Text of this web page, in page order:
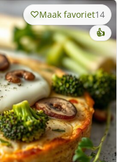
Maak favoriet14
👍